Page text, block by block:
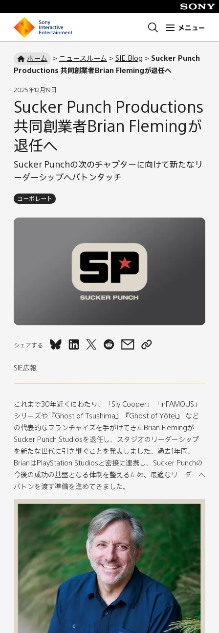
ホ
ム
ペ
ジ
メニュー
ホーム > ニュースルーム > SIE.Blog > Sucker Punch
Productions 共同創業者Brian Flemingが退任へ
Sucker Punch Productions
共同創業者Brian Flemingが
退任へ
Sucker Punchの次のチャプターに向けて新たなリ
ーダーシップへバトンタッチ
2025年12月19日
コーポレート
シェアする
S
r
P
u
n
c
h
P
r
o
d
u
c
i
o
n
s
共
同
S
r
P
u
n
c
h
P
r
o
d
u
i
n
s
創
S
r
P
u
n
c
h
P
r
o
d
u
c
t
i
o
n
s
共
S
r
P
u
n
c
h
P
o
d
u
c
t
i
o
n
s
共
同
S
r
P
u
n
c
h
P
o
d
u
c
t
i
o
n
s
共
同
S
r
P
u
n
c
h
P
o
u
c
t
i
o
n
s
同
創
SIE広報
これまで30年近くにわたり、「Sly Cooper」「inFAMOUS」
シリーズや『Ghost of Tsushima』『Ghost of Yōtei』 など
の代表的なフランチャイズを手がけてきたBrian Flemingが
Sucker Punch Studiosを退任し、スタジオのリーダーシップ
を新たな世代に引き継ぐことを発表しました。過去1年間、
BrianはPlayStation Studiosと密接に連携し、Sucker Punchの
今後の成功の基盤となる体制を整えるため、最適なリーダーへ
バトンを渡す準備を進めてきました。